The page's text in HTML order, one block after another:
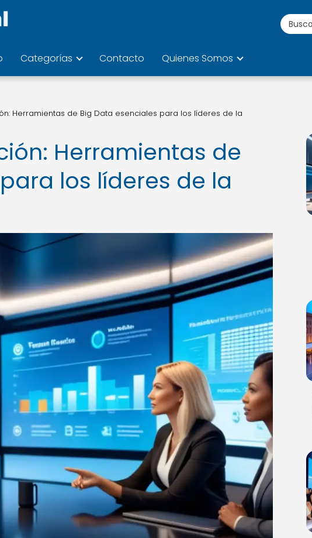
Categorías Contacto Quienes Somos
Herramientas de Big Data esenciales para los líderes de la
Herramientas de
los líderes de la